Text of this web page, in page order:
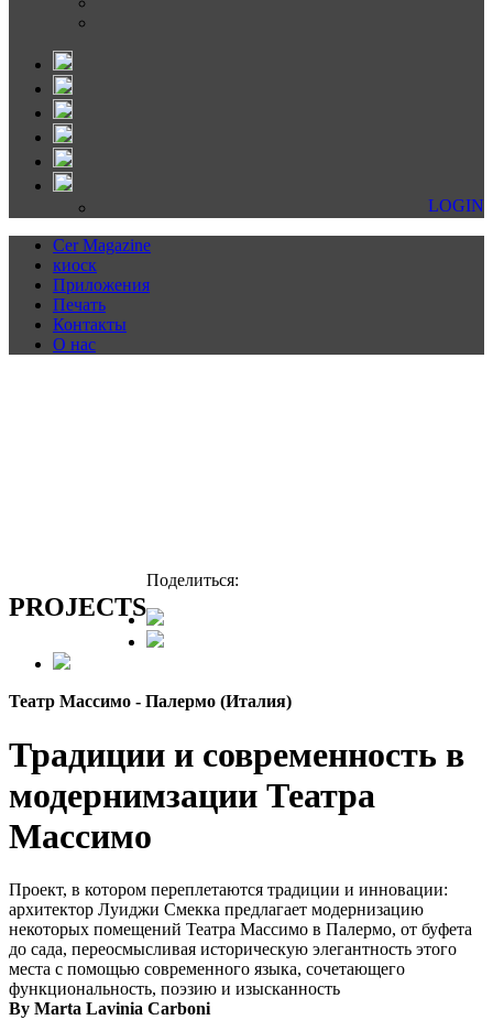
LOGIN
Cer Magazine
киоск
Приложения
Печать
Контакты
О нас
PROJECTS
Поделиться:
Театр Массимо - Палермо (Италия)
Традиции и современность в
модернимзации Театра
Массимо
Проект, в котором переплетаются традиции и инновации:
архитектор Луиджи Смекка предлагает модернизацию
некоторых помещений Театра Массимо в Палермо, от буфета
до сада, переосмысливая историческую элегантность этого
места с помощью современного языка, сочетающего
функциональность, поэзию и изысканность
By Marta Lavinia Carboni